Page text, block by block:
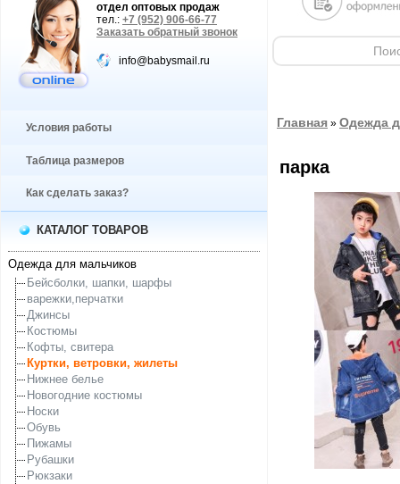
отдел оптовых продаж
тел.: +7 (952) 906-66-77
Заказать обратный звонок
info@babysmail.ru
Условия работы
Таблица размеров
Как сделать заказ?
КАТАЛОГ ТОВАРОВ
Одежда для мальчиков
Бейсболки, шапки, шарфы
варежки,перчатки
Джинсы
Костюмы
Кофты, свитера
Куртки, ветровки, жилеты
Нижнее белье
Новогодние костюмы
Носки
Обувь
Пижамы
Рубашки
Рюкзаки
Главная » Одежда
парка